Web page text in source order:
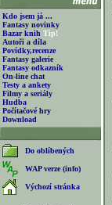
Kdo jsem já ...
Fantasy novinky
Bazar knih Tip!
Autoři a díla
Povídky,recenze
Fantasy galerie
Fantasy odkazník
On-line chat
Testy a ankety
Filmy a seriály
Hudba
Počítačové hry
Download
Do oblíbených
WAP verze (info)
Výchozí stránka